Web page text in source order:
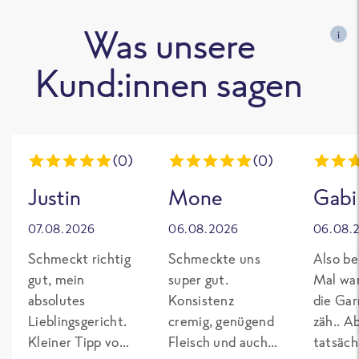
Was unsere
Kund:innen sagen
i
(0)
Justin
07.08.2026
Schmeckt richtig
gut, mein
absolutes
Lieblingsgericht.
Kleiner Tipp von
(0)
Mone
06.08.2026
Schmeckte uns
super gut.
Konsistenz
cremig, genügend
Fleisch und auch
Gabi
Also
Mal
die
zäh..